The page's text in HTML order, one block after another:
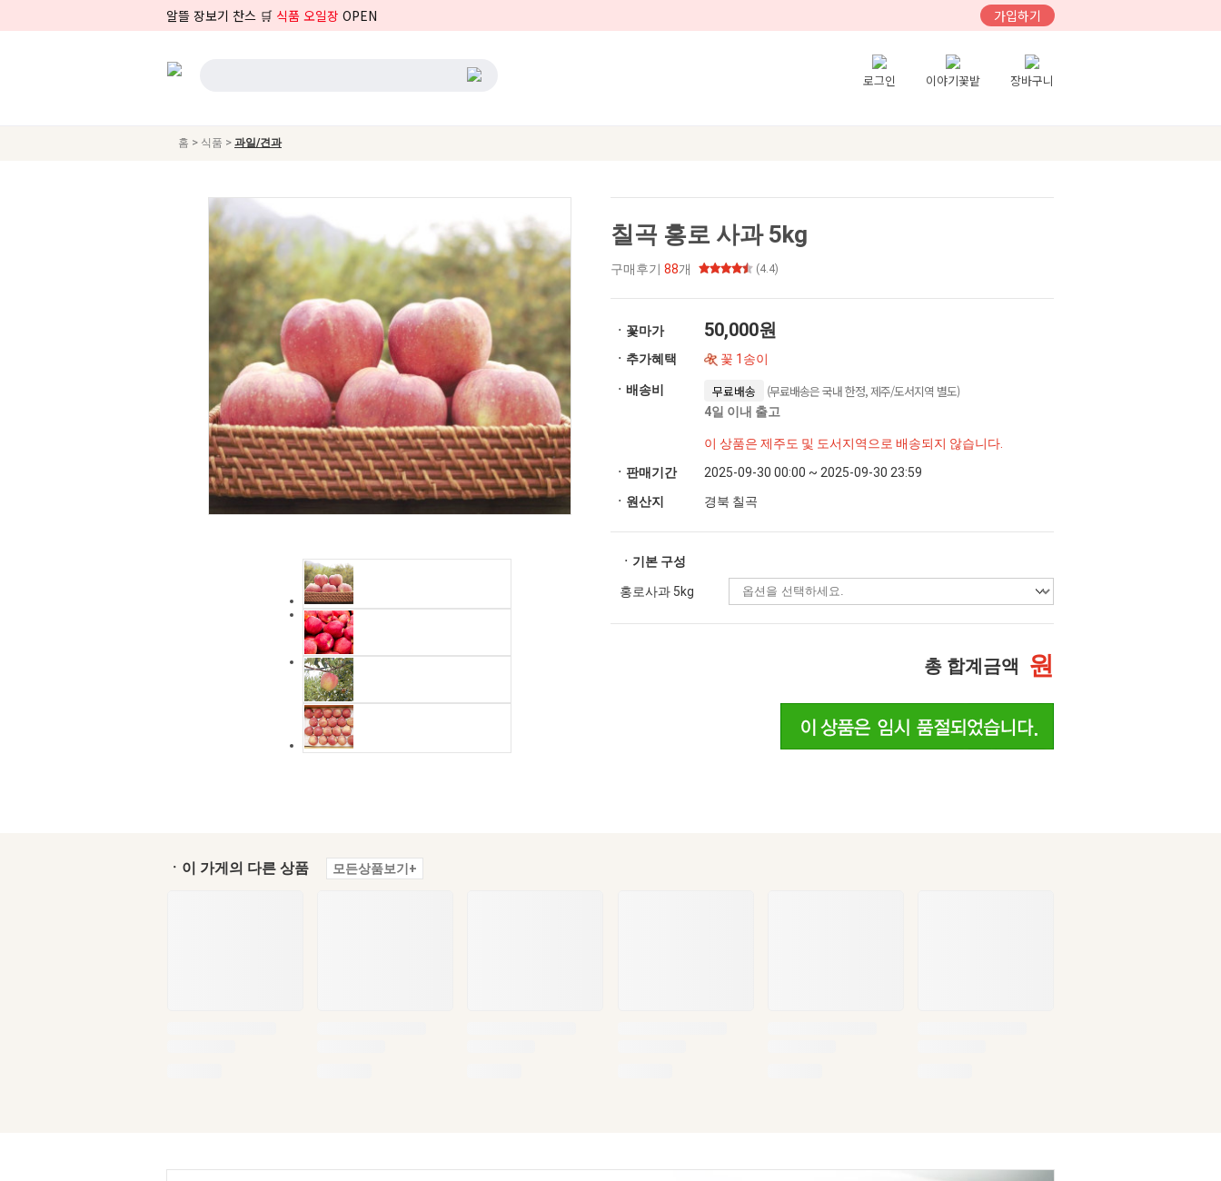
알뜰 장보기 찬스 🛒 식품 오일장 OPEN 가입하기
로그인 이야기꽃밭 장바구니
홈 > 식품 > 과일/견과
칠곡 홍로 사과 5kg
구매후기 88개 (4.4)
ㆍ꽃마가 50,000원
ㆍ추가혜택 꽃 1송이
ㆍ배송비 무료배송 (무료배송은 국내 한정, 제주/도서지역 별도)
4일 이내 출고
이 상품은 제주도 및 도서지역으로 배송되지 않습니다.
ㆍ판매기간
2025-09-30 00:00 ~ 2025-09-30 23:59
ㆍ원산지
경북 칠곡
ㆍ기본 구성
홍로사과 5kg
총 합계금액 원
ㆍ이 가게의 다른 상품 모든상품보기+